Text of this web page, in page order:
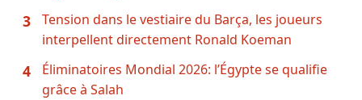
3
Tension dans le vestiaire du Barça, les joueurs
interpellent directement Ronald Koeman
4
Éliminatoires Mondial 2026: l’Égypte se qualifie
grâce à Salah